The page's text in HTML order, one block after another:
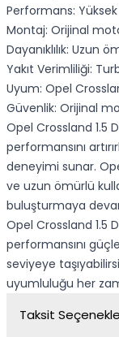
Performans:
Montaj: Orijinal
Dayanıklılık: Uzun
Yakıt Verimliliği:
Uyum: Opel
Güvenlik: Orijinal
Opel Crossland 1.5
performansını
deneyimi sunar.
ve uzun ömürlü
buluşturmaya
Opel Crossland 1.5
performansını
seviyeye
uyumluluğu her
Taksit